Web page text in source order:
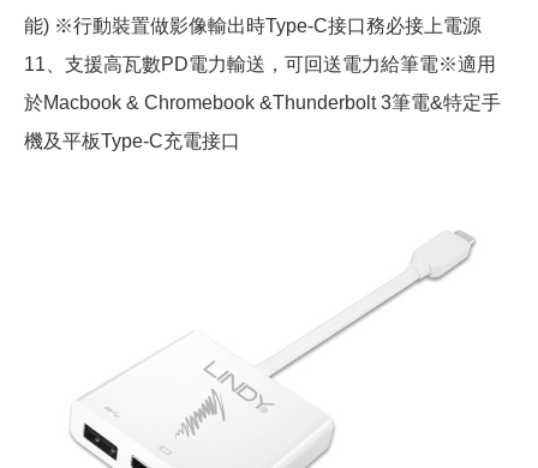
能) ※行動裝置做影像輸出時Type-C接口務必接上電源
11、支援高瓦數PD電力輸送，可回送電力給筆電※適用
於Macbook & Chromebook &Thunderbolt 3筆電&特定手
機及平板Type-C充電接口